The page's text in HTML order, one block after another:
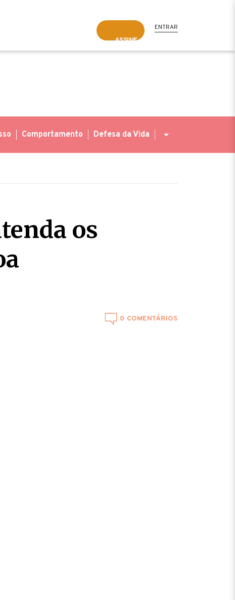
ASSINE
ENTRAR
Comportamento Defesa da Vida
os
0